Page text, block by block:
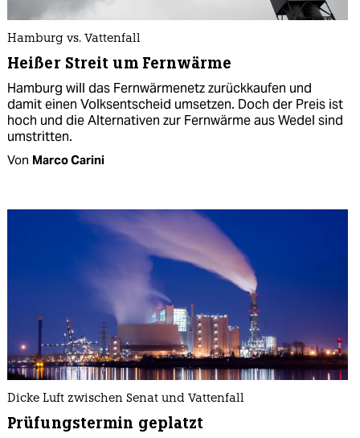
Hamburg vs. Vattenfall
Heißer Streit um Fernwärme
Hamburg will das Fernwärmenetz zurückkaufen und
damit einen Volksentscheid umsetzen. Doch der Preis ist
hoch und die Alternativen zur Fernwärme aus Wedel sind
umstritten.
Von Marco Carini
Dicke Luft zwischen Senat und Vattenfall
Prüfungstermin geplatzt